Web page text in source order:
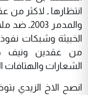
انتظارها ـ لاكثر من
والمدمر
الخبيثة وشبكات
من عقدين ونيف
الشعارات والهتافات
انصح الاخ الزيدي